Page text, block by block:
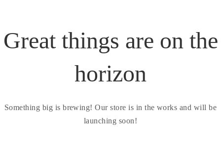
Great things are on the
horizon
Something big is brewing! Our store is in the works and will be
launching soon!